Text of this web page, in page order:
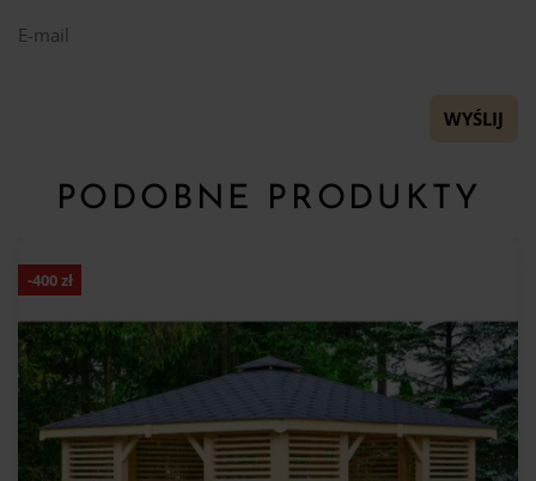
E-mail
PODOBNE PRODUKTY
-400zł